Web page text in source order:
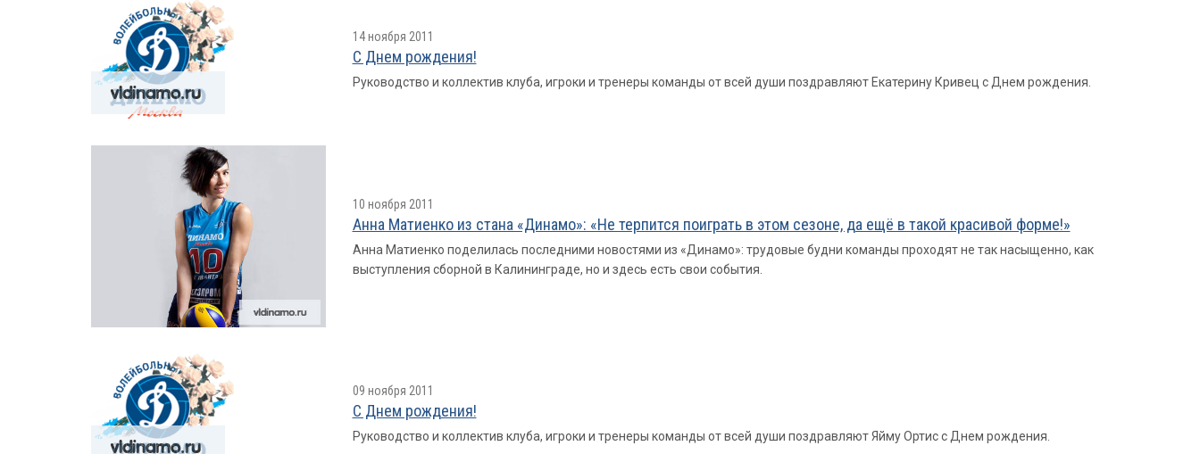
14 ноября 2011
С Днем рождения!
Руководство и коллектив клуба, игроки и тренеры команды от всей души поздравляют Екатерину Кривец с Днем рождения.
10 ноября 2011
Анна Матиенко из стана «Динамо»: «Не терпится поиграть в этом сезоне, да ещё в такой красивой форме!»
Анна Матиенко поделилась последними новостями из «Динамо»: трудовые будни команды проходят не так насыщенно, как
выступления сборной в Калининграде, но и здесь есть свои события.
09 ноября 2011
С Днем рождения!
Руководство и коллектив клуба, игроки и тренеры команды от всей души поздравляют Яйму Ортис с Днем рождения.